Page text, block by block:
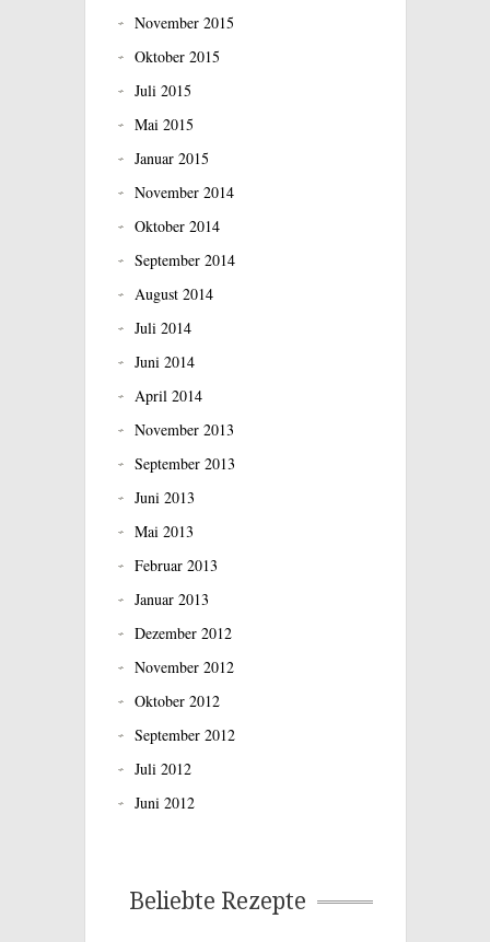
November 2015
Oktober 2015
Juli 2015
Mai 2015
Januar 2015
November 2014
Oktober 2014
September 2014
August 2014
Juli 2014
Juni 2014
April 2014
November 2013
September 2013
Juni 2013
Mai 2013
Februar 2013
Januar 2013
Dezember 2012
November 2012
Oktober 2012
September 2012
Juli 2012
Juni 2012
Beliebte Rezepte